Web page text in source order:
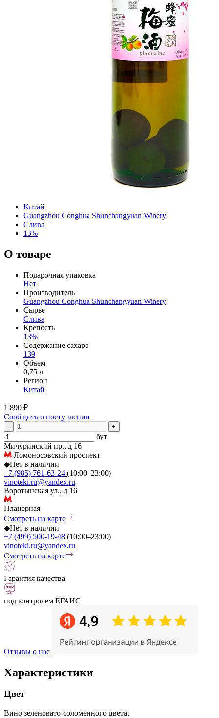
Китай
Guangzhou Conghua Shunchangyuan Winery
Слива
13%
О товаре
Подарочная упаковка
Нет
Производитель
Guangzhou Conghua Shunchangyuan Winery
Сырьё
Слива
Крепость
13%
Содержание сахара
139
Объем
0,75 л
Регион
Китай
1 890 ₽
Сообщить о поступлении
- +
бут
Мичуринский пр., д 16
Ломоносовский проспект
◆Нет в наличии
+7 (985) 761-63-24 (10:00–23:00)
vinoteki.ru@yandex.ru
Воротынская ул., д 16
Планерная
Смотреть на карте
◆Нет в наличии
+7 (499) 500-19-48 (10:00–23:00)
vinoteki.ru@yandex.ru
Смотреть на карте
Гарантия качества
под контролем ЕГАИС
Отзывы о нас
Характеристики
Цвет
Вино зеленовато-соломенного цвета.